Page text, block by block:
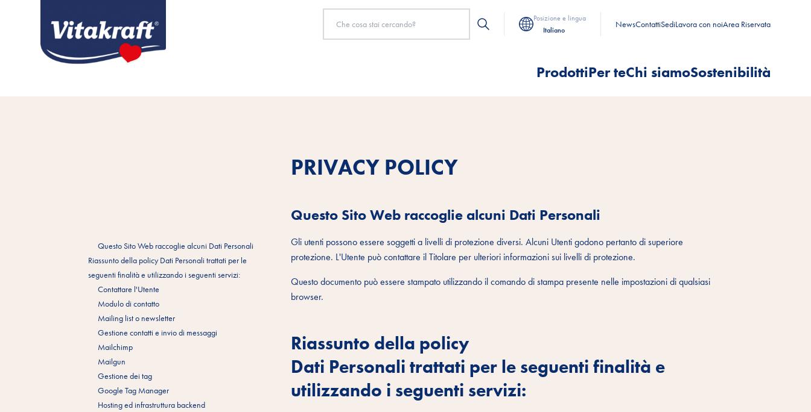
Posizione e lingua
Italiano
NewsContattiSediLavora con noiArea Riservata
ProdottiPer teChi siamoSostenibilità
Questo Sito Web raccoglie alcuni Dati Personali
Riassunto della policy Dati Personali trattati per le
seguenti finalità e utilizzando i seguenti servizi:
Contattare l'Utente
Modulo di contatto
Mailing list o newsletter
Gestione contatti e invio di messaggi
Mailchimp
Mailgun
Gestione dei tag
Google Tag Manager
Hosting ed infrastruttura backend
PRIVACY POLICY
Questo Sito Web raccoglie alcuni Dati Personali
Gli utenti possono essere soggetti a livelli di protezione diversi. Alcuni Utenti godono pertanto di superiore
protezione. L'Utente può contattare il Titolare per ulteriori informazioni sui livelli di protezione.
Questo documento può essere stampato utilizzando il comando di stampa presente nelle impostazioni di qualsiasi
browser.
Riassunto della policy
Dati Personali trattati per le seguenti finalità e
utilizzando i seguenti servizi: